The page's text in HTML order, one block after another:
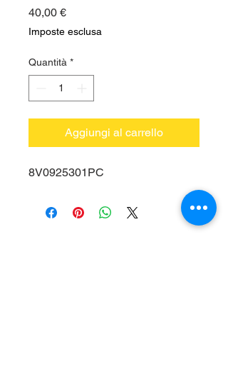
40,00 €Prezzo
Imposte esclusa
Quantità *
Aggiungi al carrello
8V0925301PC